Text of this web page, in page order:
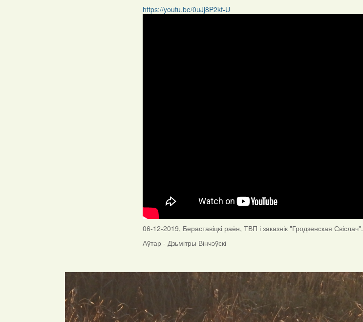
https://youtu.be/0uJj8P2kf-U
06-12-2019, Бераставіцкі раён, ТВП і заказнік "Гродзенская Свіслач".
Аўтар - Дзьмітры Вінчэўскі